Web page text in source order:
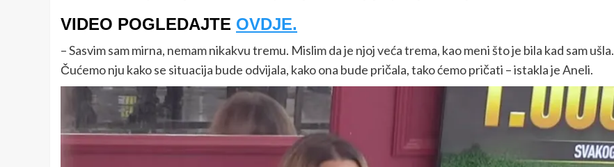
VIDEO POGLEDAJTE OVDJE.
– Sasvim sam mirna, nemam nikakvu tremu. Mislim da je njoj veća trema, kao meni što je bila kad sam ušla.
Čućemo nju kako se situacija bude odvijala, kako ona bude pričala, tako ćemo pričati – istakla je Aneli.